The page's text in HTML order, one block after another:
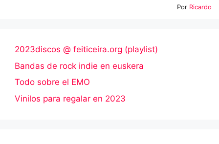
Por Ricardo
2023discos @ feiticeira.org (playlist)
Bandas de rock indie en euskera
Todo sobre el EMO
Vinilos para regalar en 2023